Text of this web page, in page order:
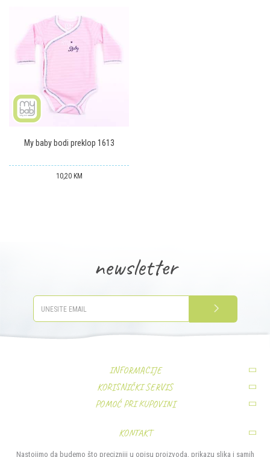
My baby bodi preklop 1613
10,20 KM
newsletter
PRIJAVITE SE
INFORMACIJE
O nama
Zaposlenje
KORISNIČKI SERVIS
Uslovi korišćenja i prodaje
POMOĆ PRI KUPOVINI
KONTAKT
MIS TRADE- Company d.o.o.
Nastojimo da budemo što precizniji u opisu proizvoda, prikazu slika i samih